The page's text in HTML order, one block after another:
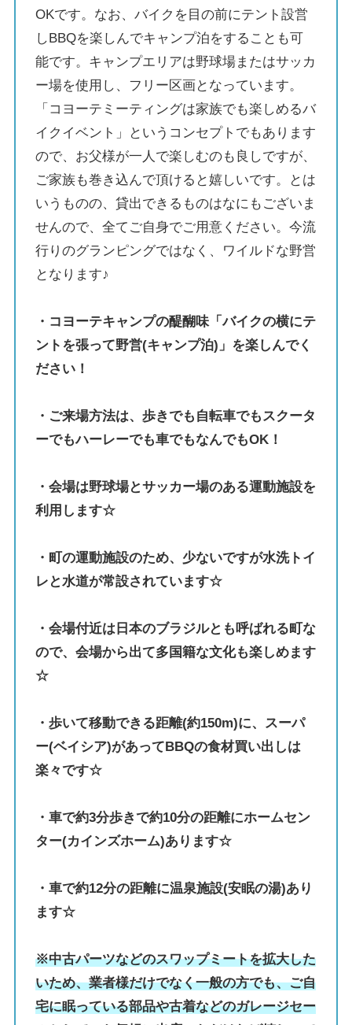
OKです。なお、バイクを目の前にテント設営
しBBQを楽しんでキャンプ泊をすることも可
能です。キャンプエリアは野球場またはサッカ
ー場を使用し、フリー区画となっています。
「コヨーテミーティングは家族でも楽しめるバ
イクイベント」というコンセプトでもあります
ので、お父様が一人で楽しむのも良しですが、
ご家族も巻き込んで頂けると嬉しいです。とは
いうものの、貸出できるものはなにもございま
せんので、全てご自身でご用意ください。今流
行りのグランピングではなく、ワイルドな野営
となります♪
・コヨーテキャンプの醍醐味「バイクの横にテ
ントを張って野営(キャンプ泊)」を楽しんでく
ださい！
・ご来場方法は、歩きでも自転車でもスクータ
ーでもハーレーでも車でもなんでもOK！
・会場は野球場とサッカー場のある運動施設を
利用します☆
・町の運動施設のため、少ないですが水洗トイ
レと水道が常設されています☆
・会場付近は日本のブラジルとも呼ばれる町な
ので、会場から出て多国籍な文化も楽しめます
☆
・歩いて移動できる距離(約150m)に、スーパ
ー(ベイシア)があってBBQの食材買い出しは
楽々です☆
・車で約3分歩きで約10分の距離にホームセン
ター(カインズホーム)あります☆
・車で約12分の距離に温泉施設(安眠の湯)あり
ます☆
※中古パーツなどのスワップミートを拡大した
いため、業者様だけでなく一般の方でも、ご自
宅に眠っている部品や古着などのガレージセー